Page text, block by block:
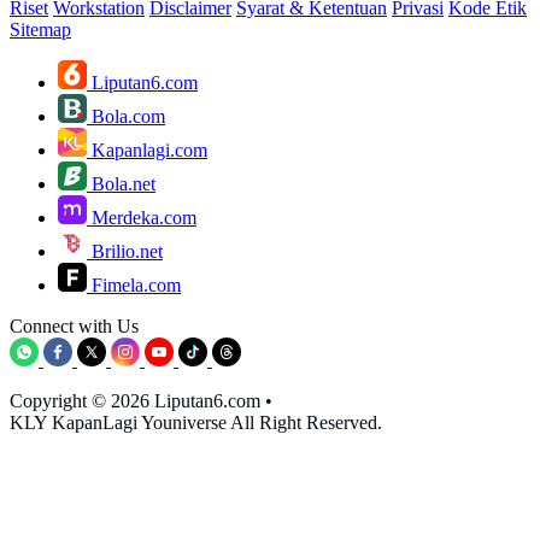
Riset Workstation Disclaimer Syarat & Ketentuan Privasi Kode Etik
Sitemap
Liputan6.com
Bola.com
Kapanlagi.com
Bola.net
Merdeka.com
Brilio.net
Fimela.com
Connect with Us
Copyright © 2026 Liputan6.com •
KLY KapanLagi Youniverse All Right Reserved.